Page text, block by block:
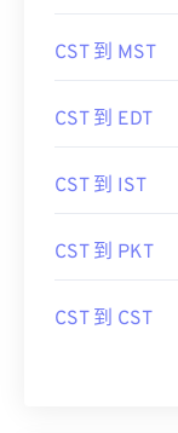
CST 到 MST
CST 到 EDT
CST 到 IST
CST 到 PKT
CST 到 CST